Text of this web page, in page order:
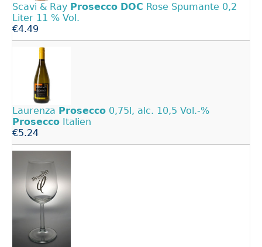
Scavi & Ray Prosecco DOC Rose Spumante 0,2
Liter 11 % Vol.
€4.49
Laurenza Prosecco 0,75l, alc. 10,5 Vol.-%
Prosecco Italien
€5.24